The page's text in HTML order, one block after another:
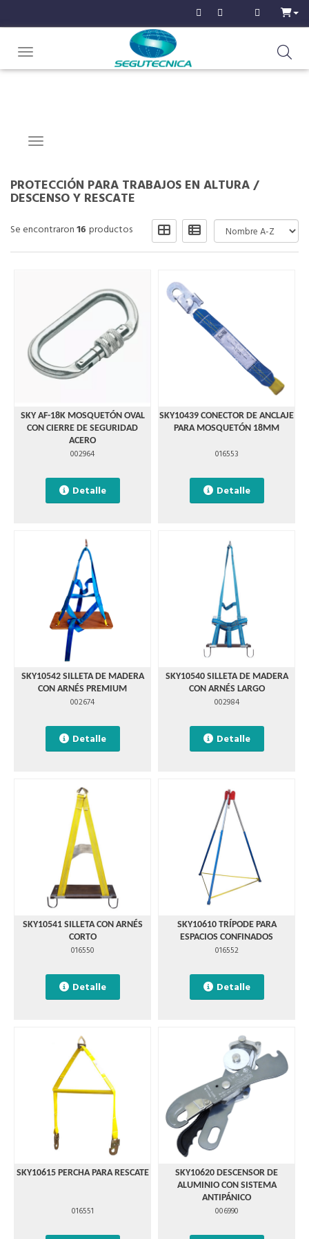
Toggle navigation
Navigation ein-/ausblenden
PROTECCIÓN PARA TRABAJOS EN ALTURA/
DESCENSO Y RESCATE
Se encontraron16 productos
SKY AF-18K MOSQUETÓN OVAL
CON CIERRE DE SEGURIDAD
ACERO
002964
Detalle
SKY10439 CONECTOR DE ANCLAJE
PARA MOSQUETÓN 18MM
016553
Detalle
SKY10542 SILLETA DE MADERA
CON ARNÉS PREMIUM
002674
Detalle
SKY10540 SILLETA DE MADERA
CON ARNÉS LARGO
002984
Detalle
SKY10541 SILLETA CON ARNÉS
CORTO
016550
Detalle
SKY10610 TRÍPODE PARA
ESPACIOS CONFINADOS
016552
Detalle
SKY10615 PERCHA PARA RESCATE
016551
SKY10620 DESCENSOR DE
ALUMINIO CON SISTEMA
ANTIPÁNICO
006990